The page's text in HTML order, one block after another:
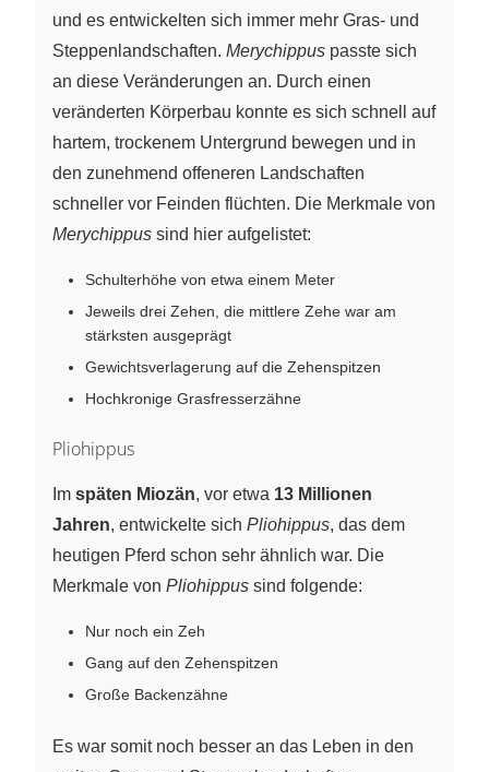
und es entwickelten sich immer mehr Gras- und
Steppenlandschaften. Merychippus passte sich
an diese Veränderungen an. Durch einen
veränderten Körperbau konnte es sich schnell auf
hartem, trockenem Untergrund bewegen und in
den zunehmend offeneren Landschaften
schneller vor Feinden flüchten. Die Merkmale von
Merychippus sind hier aufgelistet:
Schulterhöhe von etwa einem Meter
Jeweils drei Zehen, die mittlere Zehe war am
stärksten ausgeprägt
Gewichtsverlagerung auf die Zehenspitzen
Hochkronige Grasfresserzähne
Pliohippus
Im späten Miozän, vor etwa 13 Millionen
Jahren, entwickelte sich Pliohippus, das dem
heutigen Pferd schon sehr ähnlich war. Die
Merkmale von Pliohippus sind folgende:
Nur noch ein Zeh
Gang auf den Zehenspitzen
Große Backenzähne
Es war somit noch besser an das Leben in den